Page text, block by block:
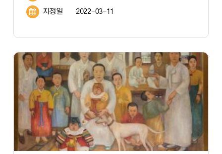
지정일 2022-03-11